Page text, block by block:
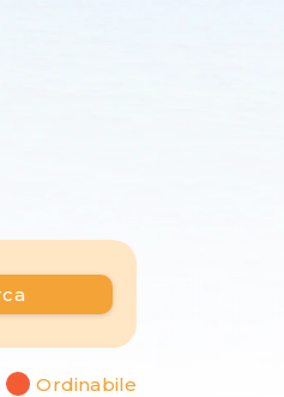
Ordinabile